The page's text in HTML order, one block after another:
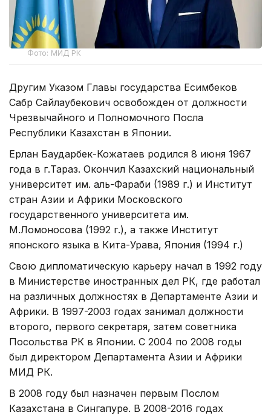
Фото: МИД РК
Другим Указом Главы государства Есимбеков
Сабр Сайлаубекович освобожден от должности
Чрезвычайного и Полномочного Посла
Республики Казахстан в Японии.
Ерлан Баударбек-Кожатаев родился 8 июня 1967
года в г.Тараз. Окончил Казахский национальный
университет им. аль-Фараби (1989 г.) и Институт
стран Азии и Африки Московского
государственного университета им.
М.Ломоносова (1992 г.), а также Институт
японского языка в Кита-Урава, Япония (1994 г.)
Свою дипломатическую карьеру начал в 1992 году
в Министерстве иностранных дел РК, где работал
на различных должностях в Департаменте Азии и
Африки. В 1997-2003 годах занимал должности
второго, первого секретаря, затем советника
Посольства РК в Японии. С 2004 по 2008 годы
был директором Департамента Азии и Африки
МИД РК.
В 2008 году был назначен первым Послом
Казахстана в Сингапуре. В 2008-2016 годах